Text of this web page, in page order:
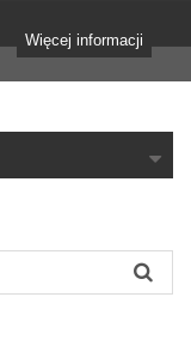
Więcej informacji